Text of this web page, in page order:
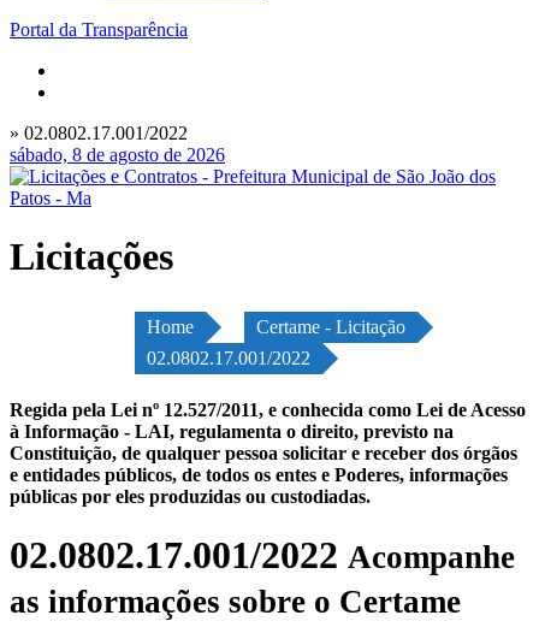
Portal da Transparência
» 02.0802.17.001/2022
sábado, 8 de agosto de 2026
Licitações
Home
Certame - Licitação
02.0802.17.001/2022
Regida pela Lei nº 12.527/2011, e conhecida como Lei de Acesso
à Informação - LAI, regulamenta o direito, previsto na
Constituição, de qualquer pessoa solicitar e receber dos órgãos
e entidades públicos, de todos os entes e Poderes, informações
públicas por eles produzidas ou custodiadas.
02.0802.17.001/2022 Acompanhe
as informações sobre o Certame